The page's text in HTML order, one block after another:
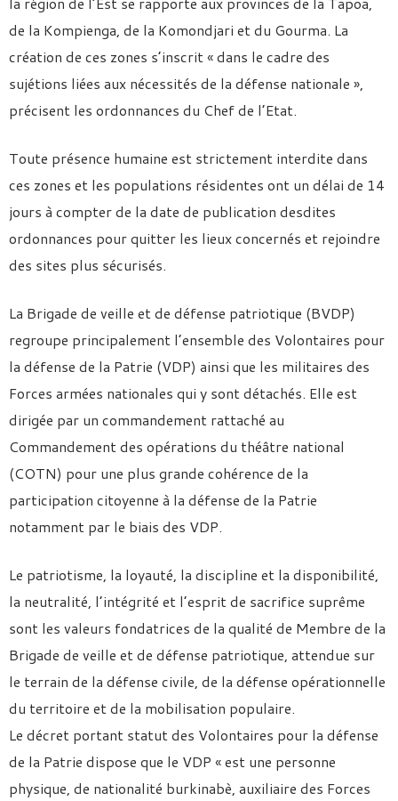
de la Kompienga, de la Komondjari et du Gourma. La
création de ces zones s’inscrit « dans le cadre des
sujétions liées aux nécessités de la défense nationale »,
précisent les ordonnances du Chef de l’Etat.
Toute présence humaine est strictement interdite dans
ces zones et les populations résidentes ont un délai de 14
jours à compter de la date de publication desdites
ordonnances pour quitter les lieux concernés et rejoindre
des sites plus sécurisés.
La Brigade de veille et de défense patriotique (BVDP)
regroupe principalement l’ensemble des Volontaires pour
la défense de la Patrie (VDP) ainsi que les militaires des
Forces armées nationales qui y sont détachés. Elle est
dirigée par un commandement rattaché au
Commandement des opérations du théâtre national
(COTN) pour une plus grande cohérence de la
participation citoyenne à la défense de la Patrie
notamment par le biais des VDP.
Le patriotisme, la loyauté, la discipline et la disponibilité,
la neutralité, l’intégrité et l’esprit de sacrifice suprême
sont les valeurs fondatrices de la qualité de Membre de la
Brigade de veille et de défense patriotique, attendue sur
le terrain de la défense civile, de la défense opérationnelle
du territoire et de la mobilisation populaire.
Le décret portant statut des Volontaires pour la défense
de la Patrie dispose que le VDP « est une personne
physique, de nationalité burkinabè, auxiliaire des Forces